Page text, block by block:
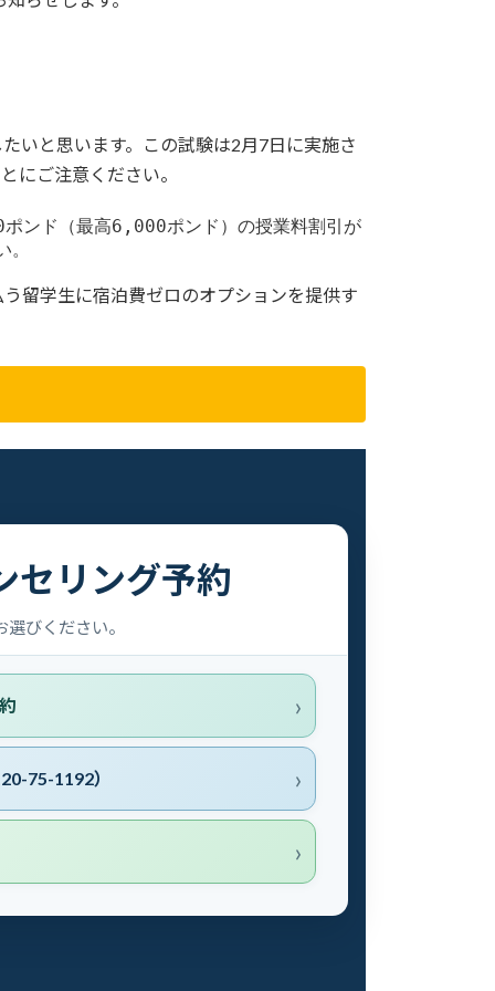
いと思います。この試験は2月7日に実施さ
にご注意ください。
ンド（最高6,000ポンド）の授業料割引が
留学生に宿泊費ゼロのオプションを提供す
セリング予約
びください。
75-1192）